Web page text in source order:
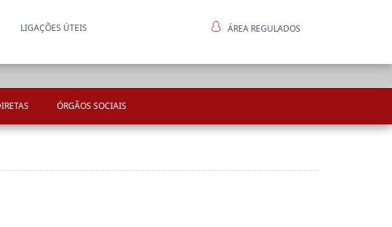
LIGAÇÕES ÚTEIS ÁREA REGULADOS
ÓRGÃOS SOCIAIS